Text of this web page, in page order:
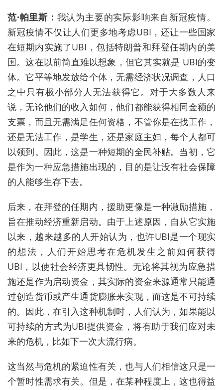
范·帕里斯： 我认为主要的实际影响来自新冠疫情。
新冠疫情不仅让人们更多地考虑UBI ，还让一些国家
在短期内实施了UBI ，包括特朗普和拜登任期内的美
国。这在以前简直难以想象，但它其实就是 UBI的变
体。它平等地发放给个体，无需经济状况调查，人口
之中只有极小部分人无法获得它。对于大多数人来
说，无论他们的收入如何，他们都能获得相同金额的
支票，而且无需满足任何资格，不管你是在找工作，
还是无法工作，是学生，还是家庭主妇，每个人都可
以领到。因此，这是一种短期的全民补贴。当初，它
是作为一种应急措施出现的，目的是让没有社会保障
的人能够生存下去。
后来，在拜登的任期内，援助更像是一种激励措施，
旨在推动经济重新启动。由于上述原因，自从它实施
以来，越来越多的人开始认为，也许UBI是一个现实
的想法，人们开始思考在危机发生之前如何获得
UBI ，以使社会经济更具韧性。无论将其视为应急措
施还是作为启动资金，其实际的资金来源通常只能通
过创造货币或产生通货膨胀来实现，而这是不可持续
的。因此，在引入这种机制时，人们认为，如果能以
可持续的方式为UBI提供资金，将有助于我们应对未
来的危机，比如下一次大流行病。
这当然与危机的紧迫性有关，也与人们相信这只是一
个暂时性需求有关。但是，在某种程度上，这也得益